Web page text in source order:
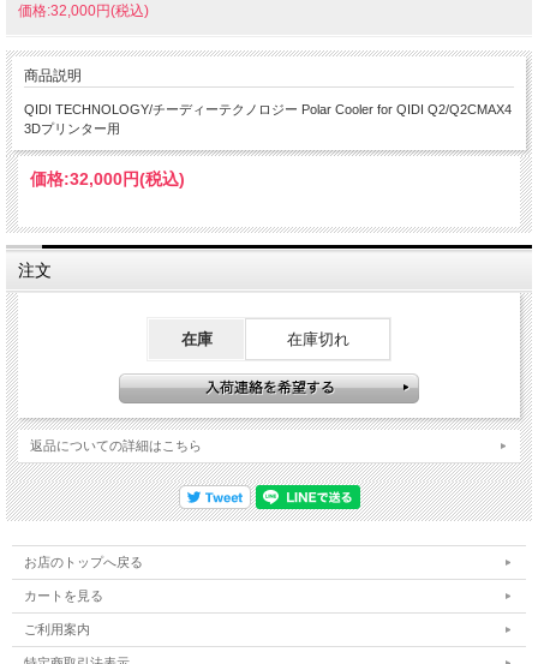
価格:32,000円(税込)
商品説明
QIDI TECHNOLOGY/チーディーテクノロジー Polar Cooler for QIDI Q2/Q2CMAX4
3Dプリンター用
価格:32,000円(税込)
注文
在庫 在庫切れ
返品についての詳細はこちら
お店のトップへ戻る
カートを見る
ご利用案内